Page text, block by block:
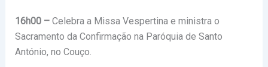
16h00 – Celebra a Missa Vespertina e ministra o
Sacramento da Confirmação na Paróquia de Santo
António, no Couço.